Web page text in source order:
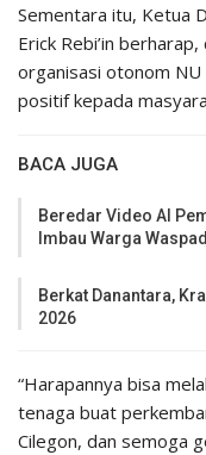
Sementara itu, Ketua
Erick Rebi’in
organisasi otonom NU
positif kepada
BACA JUGA
Beredar Video AI
Imbau Warga
Berkat Danantara,
2026
“Harapannya bisa
tenaga buat
Cilegon, dan semoga